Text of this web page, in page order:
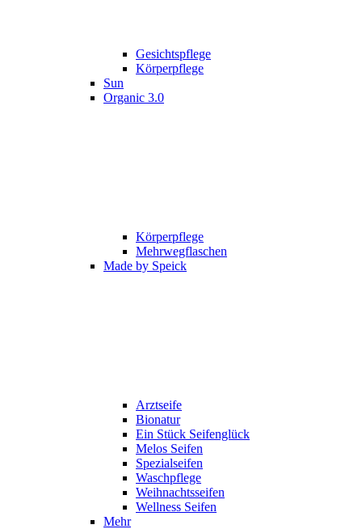
Gesichtspflege
Körperpflege
Sun
Organic 3.0
Körperpflege
Mehrwegflaschen
Made by Speick
Arztseife
Bionatur
Ein Stück Seifenglück
Melos Seifen
Spezialseifen
Waschpflege
Weihnachtsseifen
Wellness Seifen
Mehr